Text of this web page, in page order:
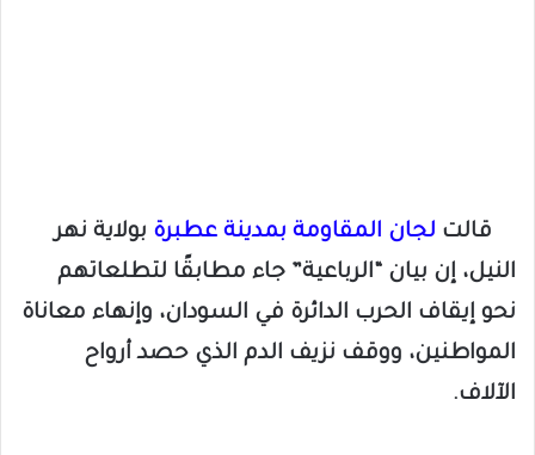
قالت لجان المقاومة بمدينة عطبرة بولاية نهر
النيل، إن بيان “الرباعية” جاء مطابقًا لتطلعاتهم
نحو إيقاف الحرب الدائرة في السودان، وإنهاء معاناة
المواطنين، ووقف نزيف الدم الذي حصد أرواح
الآلاف.